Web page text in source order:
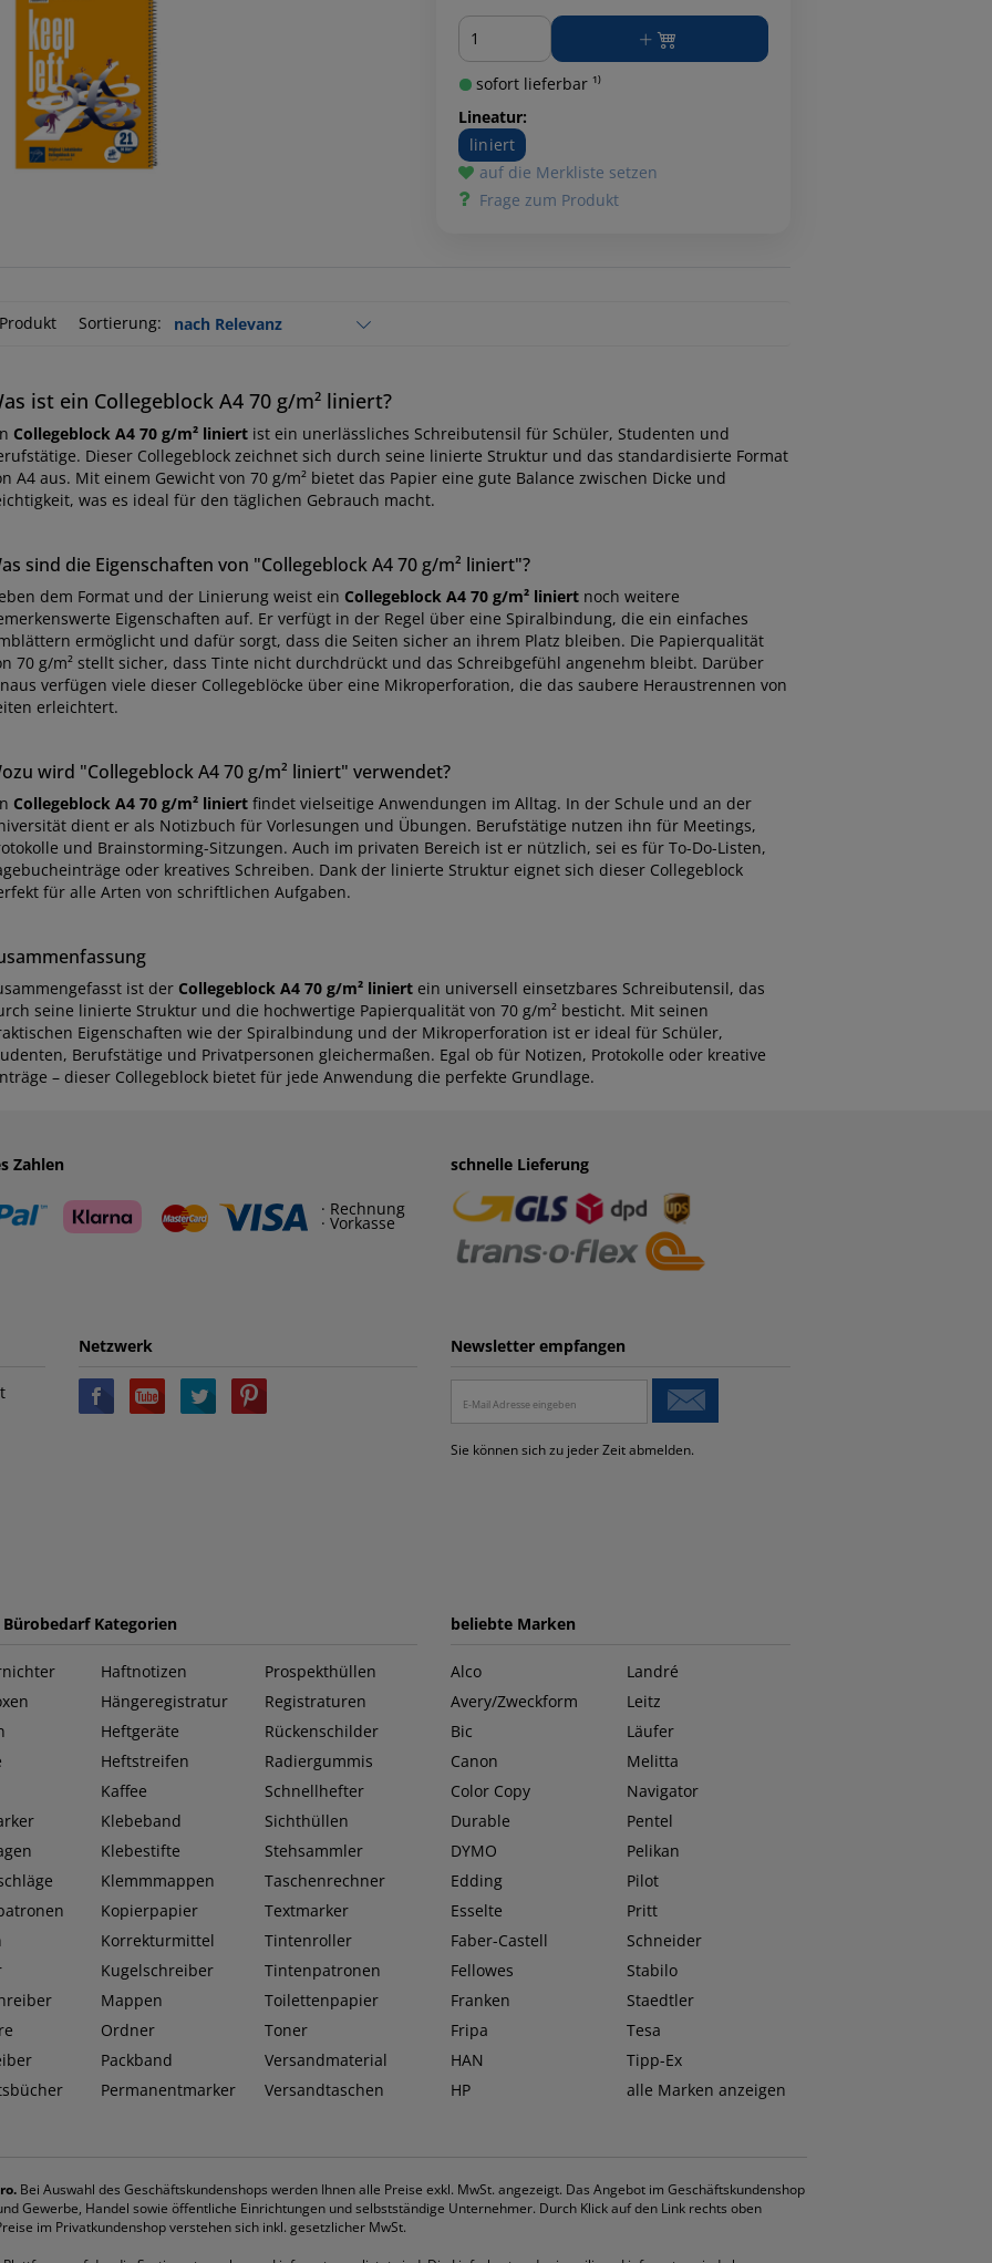
Menge
sofort lieferbar ¹⁾
Lineatur:
liniert
auf die Merkliste setzen
Frage zum Produkt
Sortierung:
ist ein Collegeblock A4 70 g/m² liniert?
Collegeblock A4 70 g/m² liniertist ein unerlässliches Schreibutensil für Schüler, Studenten und
Dieser Collegeblock zeichnet sich durch seine linierte Struktur und das standardisierte Format
A4 aus. Mit einem Gewicht von 70 g/m² bietet das Papier eine gute Balance zwischen Dicke und
was es ideal für den täglichen Gebrauch macht.
sind die Eigenschaften von "Collegeblock A4 70 g/m² liniert"?
dem Format und der Linierung weist ein Collegeblock A4 70 g/m² liniertnoch weitere
Eigenschaften auf. Er verfügt in der Regel über eine Spiralbindung, die ein einfaches
ermöglicht und dafür sorgt, dass die Seiten sicher an ihrem Platz bleiben. Die Papierqualität
70 g/m² stellt sicher, dass Tinte nicht durchdrückt und das Schreibgefühl angenehm bleibt. Darüber
verfügen viele dieser Collegeblöcke über eine Mikroperforation, die das saubere Heraustrennen von
erleichtert.
wird "Collegeblock A4 70 g/m² liniert" verwendet?
Collegeblock A4 70 g/m² liniertfindet vielseitige Anwendungen im Alltag. In der Schule und an der
dient er als Notizbuch für Vorlesungen und Übungen. Berufstätige nutzen ihn für Meetings,
und Brainstorming-Sitzungen. Auch im privaten Bereich ist er nützlich, sei es für To-Do-Listen,
oder kreatives Schreiben. Dank der linierte Struktur eignet sich dieser Collegeblock
für alle Arten von schriftlichen Aufgaben.
ist der Collegeblock A4 70 g/m² liniertein universell einsetzbares Schreibutensil, das
seine linierte Struktur und die hochwertige Papierqualität von 70 g/m² besticht. Mit seinen
Eigenschaften wie der Spiralbindung und der Mikroperforation ist er ideal für Schüler,
Berufstätige und Privatpersonen gleichermaßen. Egal ob für Notizen, Protokolle oder kreative
– dieser Collegeblock bietet für jede Anwendung die perfekte Grundlage.
Zahlen
· Rechnung
· Vorkasse
schnelle Lieferung
Netzwerk Newsletter empfangen
Sie können sich zu jeder Zeit abmelden.
Kategorien
Haftnotizen
Hängeregistratur
Heftgeräte
Heftstreifen
Kaffee
Klebeband
Klebestifte
Klemmmappen
Kopierpapier
Korrekturmittel
Kugelschreiber
Mappen
Ordner
Packband
Permanentmarker
Prospekthüllen
Registraturen
Rückenschilder
Radiergummis
Schnellhefter
Sichthüllen
Stehsammler
Taschenrechner
Textmarker
Tintenroller
Tintenpatronen
Toilettenpapier
Toner
Versandmaterial
Versandtaschen
beliebte Marken
Alco
Avery/Zweckform
Bic
Canon
Color Copy
Durable
DYMO
Edding
Esselte
Faber-Castell
Fellowes
Franken
Fripa
HAN
HP
Landré
Leitz
Läufer
Melitta
Navigator
Pentel
Pelikan
Pilot
Pritt
Schneider
Stabilo
Staedtler
Tesa
Tipp-Ex
alle Marken anzeigen
Bei Auswahl des Geschäftskundenshops werden Ihnen alle Preise exkl. MwSt. angezeigt. Das Angebot im Geschäftskundenshop
Gewerbe, Handel sowie öffentliche Einrichtungen und selbstständige Unternehmer. Durch Klick auf den Link rechts oben
im Privatkundenshop verstehen sich inkl. gesetzlicher MwSt.